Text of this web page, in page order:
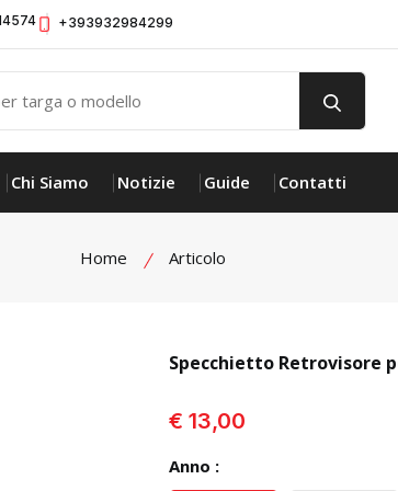
+393932984299
Chi Siamo Notizie Guide Contatti
Home Articolo
Specchietto Retrovisore
€ 13,00
Anno :